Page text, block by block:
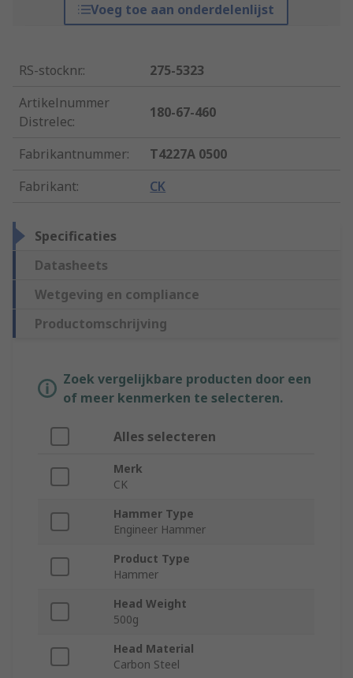
Voeg toe aan onderdelenlijst
RS-stocknr.:
275-5323
Artikelnummer
Distrelec:
180-67-460
Fabrikantnummer:
T4227A 0500
Fabrikant: CK
Specificaties
Datasheets
Wetgeving en compliance
Productomschrijving
Zoek vergelijkbare producten door een
of meer kenmerken te selecteren.
Alles selecteren
Merk
CK
Hammer Type
Engineer Hammer
Product Type
Hammer
Head Weight
500g
Head Material
Carbon Steel